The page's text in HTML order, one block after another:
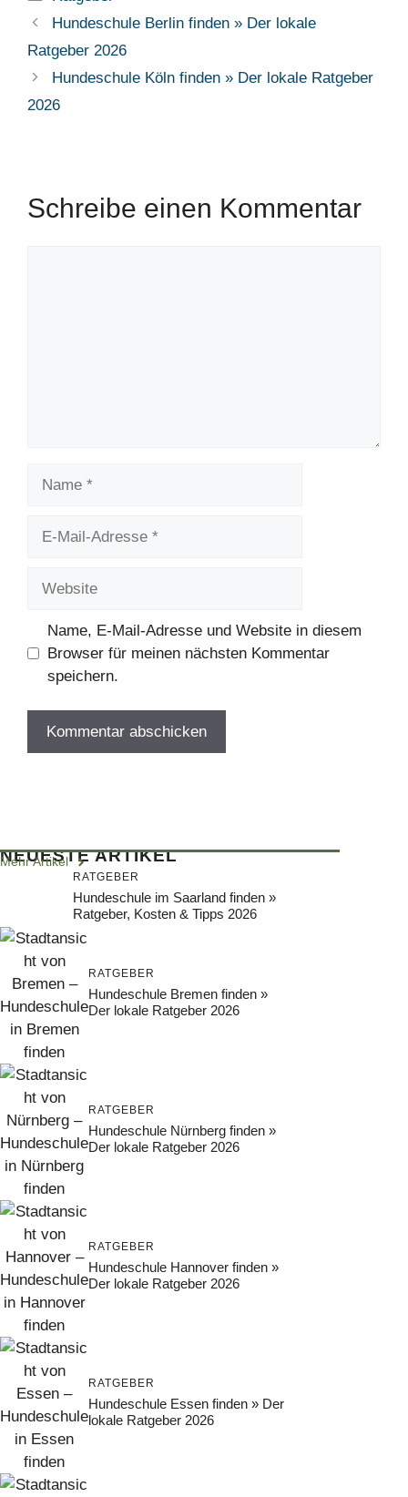
Hundeschule Berlin finden » Der lokale
Ratgeber 2026
Hundeschule Köln finden » Der lokale Ratgeber
2026
Schreibe einen Kommentar
Name, E-Mail-Adresse und Website in diesem
Browser für meinen nächsten Kommentar
speichern.
NEUESTE ARTIKEL
Mehr Artikel
RATGEBER
Hundeschule im Saarland finden »
Ratgeber, Kosten & Tipps 2026
RATGEBER
Hundeschule Bremen finden »
Der lokale Ratgeber 2026
RATGEBER
Hundeschule Nürnberg finden »
Der lokale Ratgeber 2026
RATGEBER
Hundeschule Hannover finden »
Der lokale Ratgeber 2026
RATGEBER
Hundeschule Essen finden » Der
lokale Ratgeber 2026